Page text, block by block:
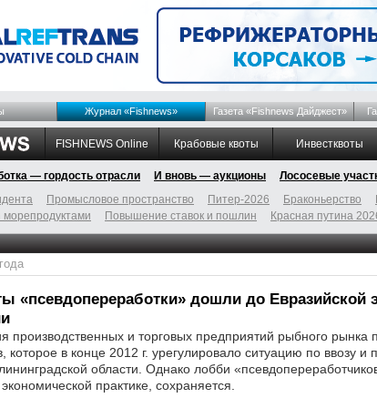
Журнал «Fishnews» Газета «Fishnews Дайджест»
FISHNEWS Online Крабовые квоты Инвестквоты
— гордость отрасли И вновь — аукционы Лососевые
Промысловое пространство Питер-2026 Браконьерство
морепродуктами
Повышение ставок и пошлин Красная путина
«псевдопереработки» дошли до Евразийской
производственных и торговых предприятий рыбного рынка
которое в конце 2012 г. урегулировало ситуацию по ввозу и
области. Однако лобби
практике, сохраняется.